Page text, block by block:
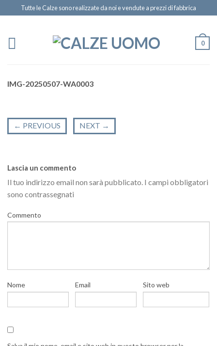
Tutte le Calze sono realizzate da noi e vendute a prezzi di fabbrica
0
IMG-20250507-WA0003
← PREVIOUS NEXT →
Lascia un commento
Il tuo indirizzo email non sarà pubblicato. I campi obbligatori
sono contrassegnati
Commento
Nome Email Sito web